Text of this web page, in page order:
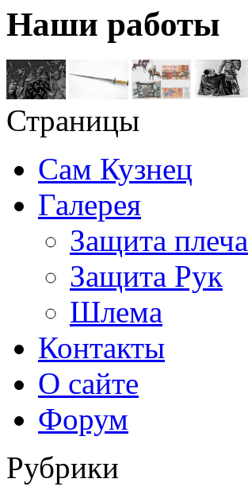
Наши работы
Страницы
Сам Кузнец
Галерея
Защита плеча
Защита Рук
Шлема
Контакты
О сайте
Форум
Рубрики